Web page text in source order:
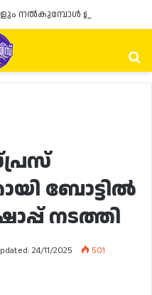
ബോട്ടിൽ
നടത്തി
24/11/2025
501